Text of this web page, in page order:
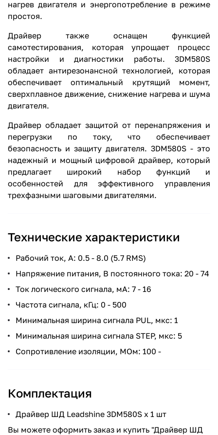
нагрев двигателя и энергопотребление в режиме
простоя.
Драйвер также оснащен функцией
самотестирования, которая упрощает процесс
настройки и диагностики работы. 3DM580S
обладает антирезонансной технологией, которая
обеспечивает оптимальный крутящий момент,
сверхплавное движение, снижение нагрева и шума
двигателя.
Драйвер обладает защитой от перенапряжения и
перегрузки по току, что обеспечивает
безопасность и защиту двигателя. 3DM580S - это
надежный и мощный цифровой драйвер, который
предлагает широкий набор функций и
особенностей для эффективного управления
трехфазными шаговыми двигателями.
Технические характеристики
Рабочий ток, А: 0.5 - 8.0 (5.7 RMS)
Напряжение питания, В постоянного тока: 20 - 74
Ток логического сигнала, мА: 7 - 16
Частота сигнала, кГц: 0 - 500
Минимальная ширина сигнала PUL, мкс: 1
Минимальная ширина сигнала STEP, мкс: 5
Сопротивление изоляции, МОм: 100 -
Комплектация
Драйвер ШД Leadshine 3DM580S x 1 шт
Вы можете оформить заказ и купить "Драйвер ШД